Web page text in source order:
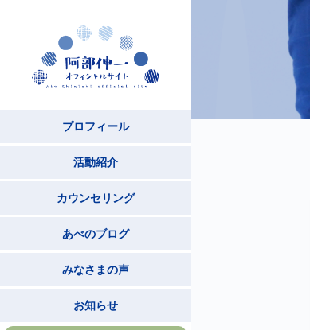
プロフィール
活動紹介
カウンセリング
あべのブログ
みなさまの声
お知らせ